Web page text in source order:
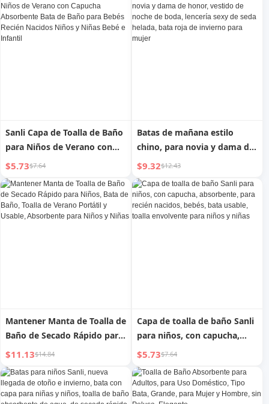
manga larga, ropa informal
para el hogar de Amazon
larga, verano
Sanli Capa de Toalla de Baño
para Niños de Verano con
Capucha Absorbente Bata de
Baño para Bebés Recién
Nacidos Niños y Niñas Bebé
e Infantil
$5.73$7.64
Batas de mañana estilo
chino, para novia y dama de
honor, vestido de noche de
boda, lencería sexy de seda
helada, bata roja de invierno
para mujer
$9.32$12.43
Mantener Manta de Toalla de
Baño de Secado Rápido para
Niños, Bata de Baño, Toalla
de Verano Portátil y Usable,
Absorbente para Niños y
Niñas
$11.13$14.84
Capa de toalla de baño Sanli
para niños, con capucha,
absorbente, para recién
nacidos, bebés, bata usable,
toalla envolvente para niños
y niñas
$5.73$7.64